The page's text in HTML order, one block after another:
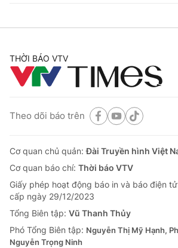
THỜI BÁO VTV
Theo dõi báo trên
Cơ quan chủ quản:Đài Truyền hình Việt
Cơ quan báo chí: Thời báo VTV
Giấy phép hoạt động báo in và báo điện
cấp ngày 29/12/2023
Tổng Biên tập: Vũ Thanh Thủy
Phó Tổng Biên tập: Nguyễn Thị Mỹ Hạnh,
Nguyễn Trọng Ninh